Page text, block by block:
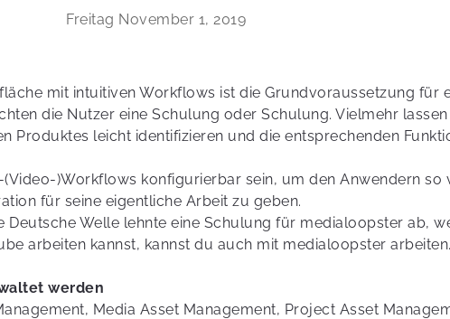
Freitag November 1, 2019
mit intuitiven Workflows ist die Grundvoraussetzung für
die Nutzer eine Schulung oder Schulung. Vielmehr
Produktes leicht identifizieren und die entsprechenden
)Workflows konfigurierbar sein, um den Anwendern so
für seine eigentliche Arbeit zu geben.
Welle lehnte eine Schulung für medialoopster ab,
arbeiten kannst, kannst du auch mit medialoopster
werden
Media Asset Management, Project Asset